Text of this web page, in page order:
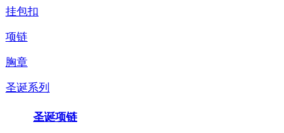
挂包扣
项链
胸章
圣诞系列
圣诞项链